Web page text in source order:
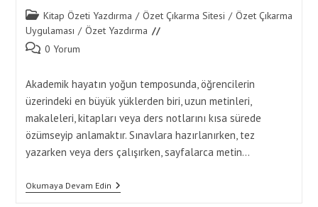
Post
category:
Kitap Özeti Yazdırma / Özet Çıkarma Sitesi / Özet Çıkarma
Uygulaması / Özet Yazdırma
Post 0 Yorum
Akademik hayatın yoğun temposunda, öğrencilerin
üzerindeki en büyük yüklerden biri, uzun metinleri,
makaleleri, kitapları veya ders notlarını kısa sürede
özümseyip anlamaktır. Sınavlara hazırlanırken, tez
yazarken veya ders çalışırken, sayfalarca metin…
Okumaya Devam EdinEn
İyi